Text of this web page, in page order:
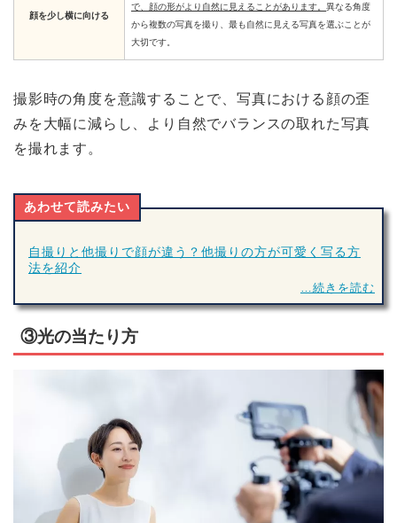
顔を少し横に向ける
で、顔の形がより自然に見えることがあります。 異なる角度
から複数の写真を撮り、最も自然に見える写真を選ぶことが
大切です。
撮影時の角度を意識することで、写真における顔の歪
みを大幅に減らし、より自然でバランスの取れた写真
を撮れます。
あわせて読みたい
自撮りと他撮りで顔が違う？他撮りの方が可愛く写る方
法を紹介
…続きを読む
③光の当たり方